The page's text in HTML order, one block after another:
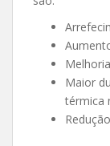
Maior
térmica